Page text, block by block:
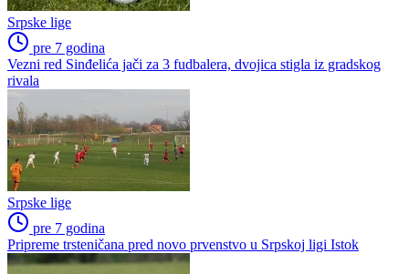
Srpske lige
pre 7 godina
Vezni red Sinđelića jači za 3 fudbalera, dvojica stigla iz gradskog
rivala
Srpske lige
pre 7 godina
Pripreme trsteničana pred novo prvenstvo u Srpskoj ligi Istok